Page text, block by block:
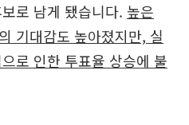
로 남게 됐습니다. 높은
기대감도 높아졌지만, 실
로 인한 투표율 상승에 불